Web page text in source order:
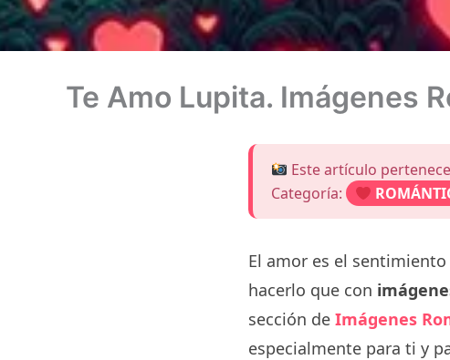
Te Amo Lupita. Imágenes
Este artículo
Categoría:
El amor es el
hacerlo que con
sección de Imágenes
especialmente para ti y